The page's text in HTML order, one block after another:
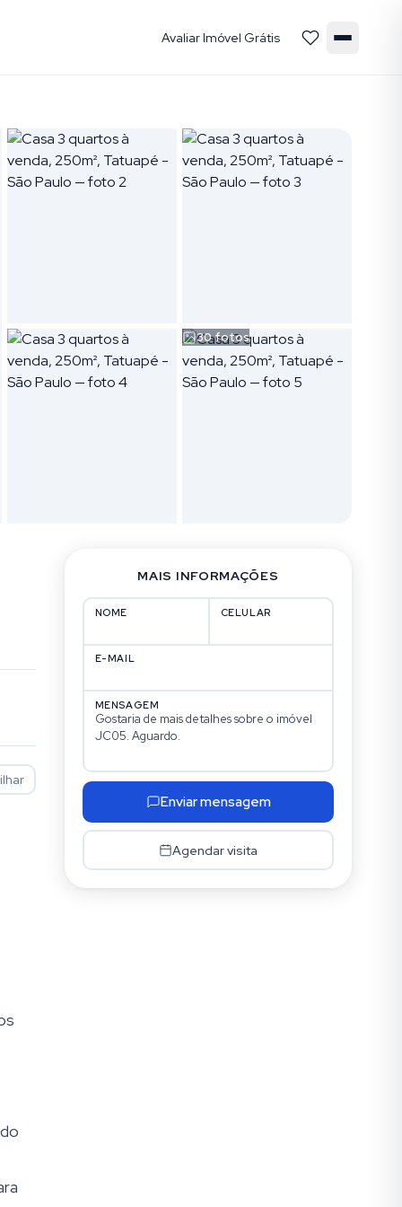
Avaliar Imóvel Grátis
30fotos
MAIS INFORMAÇÕES
NOME CELULAR
E-MAIL
MENSAGEM
Enviar mensagem
Agendar visita